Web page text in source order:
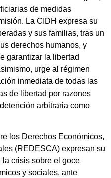
de medidas
La CIDH expresa su
y sus familias, tras un
derechos humanos, y
garantizar la libertad
urge al régimen
inmediata de todas las
de libertad por razones
arbitraria como
los Derechos Económicos,
(REDESCA) expresan su
crisis sobre el goce
y sociales, ante